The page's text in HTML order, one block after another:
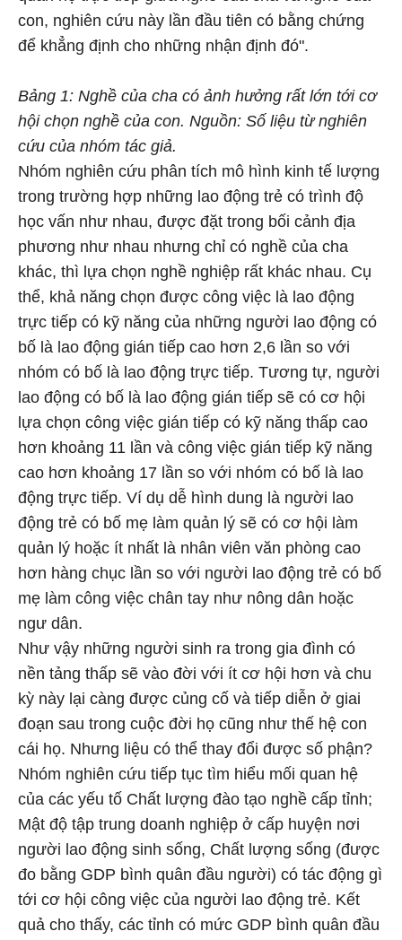
con, nghiên cứu này lần đầu tiên có bằng chứng
để khẳng định cho những nhận định đó".
Bảng 1: Nghề của cha có ảnh hưởng rất lớn tới cơ
hội chọn nghề của con. Nguồn: Số liệu từ nghiên
cứu của nhóm tác giả.
Nhóm nghiên cứu phân tích mô hình kinh tế lượng
trong trường hợp những lao động trẻ có trình độ
học vấn như nhau, được đặt trong bối cảnh địa
phương như nhau nhưng chỉ có nghề của cha
khác, thì lựa chọn nghề nghiệp rất khác nhau. Cụ
thể, khả năng chọn được công việc là lao động
trực tiếp có kỹ năng của những người lao động có
bố là lao động gián tiếp cao hơn 2,6 lần so với
nhóm có bố là lao động trực tiếp. Tương tự, người
lao động có bố là lao động gián tiếp sẽ có cơ hội
lựa chọn công việc gián tiếp có kỹ năng thấp cao
hơn khoảng 11 lần và công việc gián tiếp kỹ năng
cao hơn khoảng 17 lần so với nhóm có bố là lao
động trực tiếp. Ví dụ dễ hình dung là người lao
động trẻ có bố mẹ làm quản lý sẽ có cơ hội làm
quản lý hoặc ít nhất là nhân viên văn phòng cao
hơn hàng chục lần so với người lao động trẻ có bố
mẹ làm công việc chân tay như nông dân hoặc
ngư dân.
Như vậy những người sinh ra trong gia đình có
nền tảng thấp sẽ vào đời với ít cơ hội hơn và chu
kỳ này lại càng được củng cố và tiếp diễn ở giai
đoạn sau trong cuộc đời họ cũng như thế hệ con
cái họ. Nhưng liệu có thể thay đổi được số phận?
Nhóm nghiên cứu tiếp tục tìm hiểu mối quan hệ
của các yếu tố Chất lượng đào tạo nghề cấp tỉnh;
Mật độ tập trung doanh nghiệp ở cấp huyện nơi
người lao động sinh sống, Chất lượng sống (được
đo bằng GDP bình quân đầu người) có tác động gì
tới cơ hội công việc của người lao động trẻ. Kết
quả cho thấy, các tỉnh có mức GDP bình quân đầu